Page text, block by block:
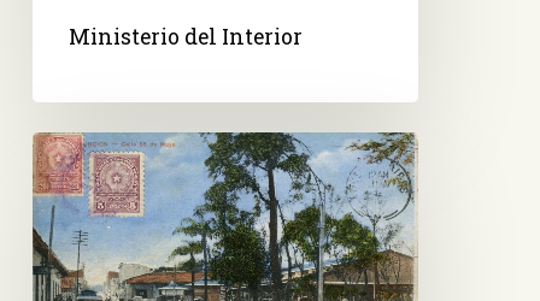
Ministerio del Interior
Asunción.
Calle
25
de
Mayo